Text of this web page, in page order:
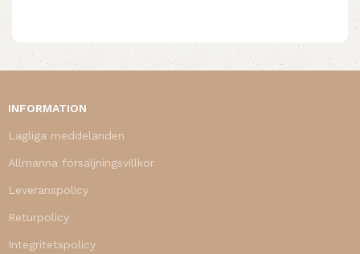
INFORMATION
Lagliga meddelanden
Allmänna försäljningsvillkor
Leveranspolicy
Returpolicy
Integritetspolicy